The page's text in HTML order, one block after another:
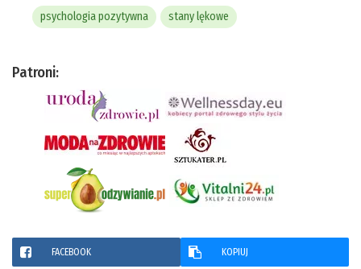
psychologia pozytywna stany lękowe
Patroni:
FACEBOOK KOPIUJ